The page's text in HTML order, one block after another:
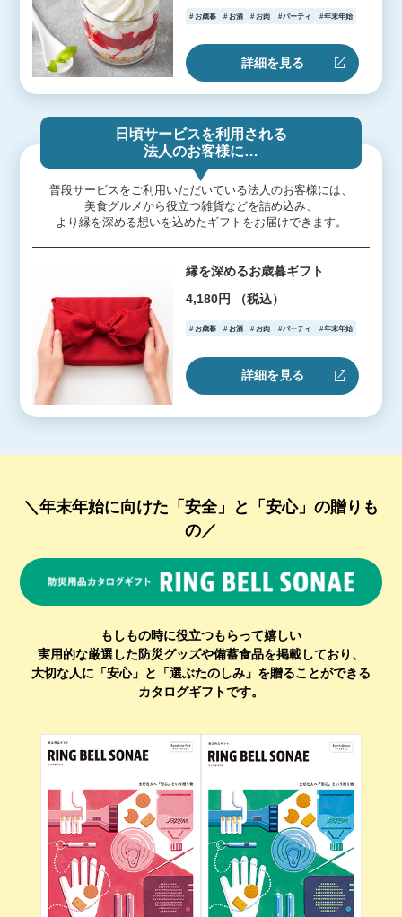
お歳暮 お酒 お肉 パーティ 年末年始
詳細を見る
日頃サービスを利用される
法人のお客様に…
普段サービスをご利用いただいている法人のお客様には、
美食グルメから役立つ雑貨などを詰め込み、
より縁を深める想いを込めたギフトをお届けできます。
縁を深めるお歳暮ギフト
4,180円 （税込）
お歳暮 お酒 お肉 パーティ 年末年始
詳細を見る
＼年末年始に向けた「安全」と「安心」の贈りも
の／
もしもの時に役立つもらって嬉しい
実用的な厳選した防災グッズや備蓄食品を掲載しており、
大切な人に「安心」と「選ぶたのしみ」を贈ることができる
カタログギフトです。